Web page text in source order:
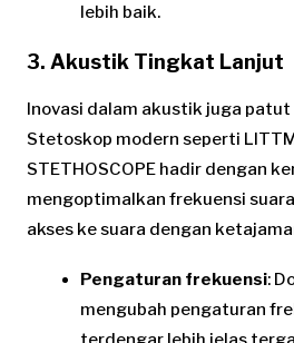
lebih baik.
3. Akustik Tingkat Lanjut
Inovasi dalam akustik juga
Stetoskop modern seperti
STETHOSCOPE hadir dengan
mengoptimalkan frekuensi
akses ke suara dengan
Pengaturan frekuensi:
mengubah pengaturan